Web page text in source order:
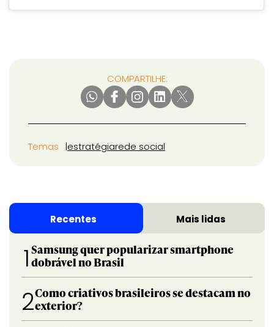
COMPARTILHE:
Temas estratégiarede social
Recentes Mais lidas
1 Samsung quer popularizar smartphone
dobrável no Brasil
2Como criativos brasileiros se destacam no
exterior?